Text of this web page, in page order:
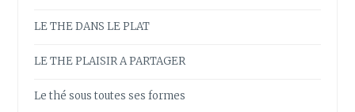
LE THE DANS LE PLAT
LE THE PLAISIR A PARTAGER
Le thé sous toutes ses formes